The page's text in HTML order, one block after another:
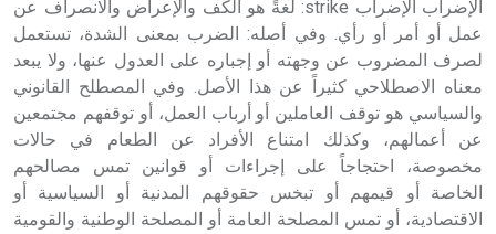
الإضراب الإضراب strike: لغةً هو الكف والإعراض والانصراف عن
عمل أو أمر أو رأي. وفي أصله: الضرب بمعنى الشدة، تستعمل
لصرف المضروب عن وجهته أو إجباره على العدول عنها، ولا يبعد
معناه الاصطلاحي كثيراً عن هذا الأصل. وفي المصطلح القانوني
والسياسي هو توقف العاملين أو أرباب العمل، أو توقفهم مجتمعين
عن أعمالهم، وكذلك امتناع الأفراد عن الطعام في حالات
مخصوصة، احتجاجاً على إجراءات أو قوانين تمس مصالحهم
الخاصة أو قيمهم أو تبخس حقوقهم المدنية أو السياسية أو
الاقتصادية، أو تمس المصلحة العامة أو المصلحة الوطنية والقومية